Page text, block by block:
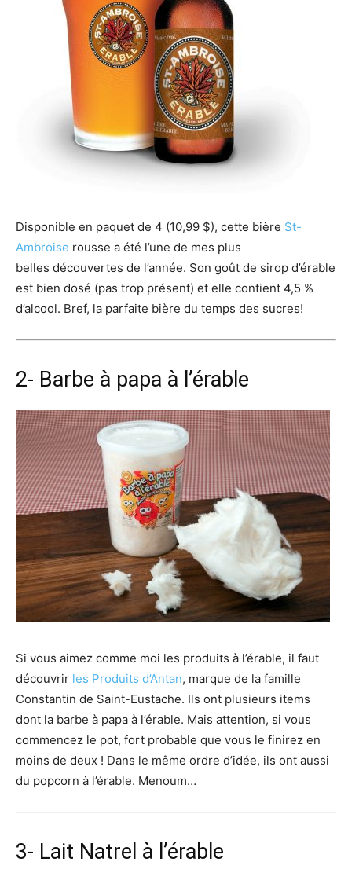
Disponible en paquet de 4 (10,99 $), cette bière St-
Ambroise rousse a été l’une de mes plus
belles découvertes de l’année. Son goût de sirop d’érable
est bien dosé (pas trop présent) et elle contient 4,5 %
d’alcool. Bref, la parfaite bière du temps des sucres!
2- Barbe à papa à l’érable
Si vous aimez comme moi les produits à l’érable, il faut
découvrir les Produits d’Antan, marque de la famille
Constantin de Saint-Eustache. Ils ont plusieurs items
dont la barbe à papa à l’érable. Mais attention, si vous
commencez le pot, fort probable que vous le finirez en
moins de deux ! Dans le même ordre d’idée, ils ont aussi
du popcorn à l’érable. Menoum…
3- Lait Natrel à l’érable